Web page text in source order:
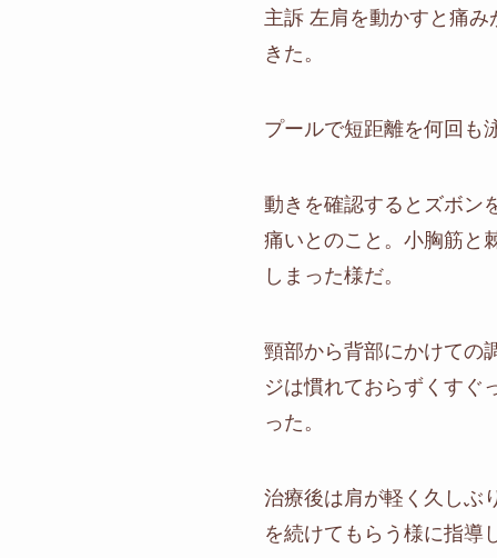
主訴 左肩を動かすと痛
きた。
プールで短距離を何回も
動きを確認するとズボン
痛いとのこと。小胸筋と
しまった様だ。
頸部から背部にかけての
ジは慣れておらずくすぐ
った。
治療後は肩が軽く久しぶ
を続けてもらう様に指導